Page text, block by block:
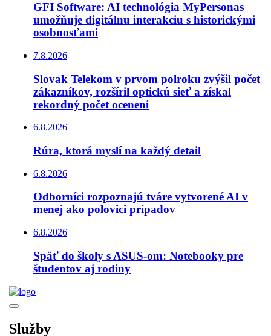
GFI Software: AI technológia MyPersonas
umožňuje digitálnu interakciu s historickými
osobnosťami
7.8.2026
Slovak Telekom v prvom polroku zvýšil počet
zákazníkov, rozšíril optickú sieť a získal
rekordný počet ocenení
6.8.2026
Rúra, ktorá myslí na každý detail
6.8.2026
Odborníci rozpoznajú tváre vytvorené AI v
menej ako polovici prípadov
6.8.2026
Späť do školy s ASUS-om: Notebooky pre
študentov aj rodiny
Služby